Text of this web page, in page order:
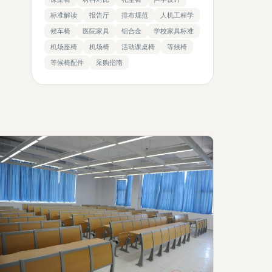
标准解读 报告厅 排布规范 人机工程学
候车椅 医院家具 铝合金 学校家具标准
机场座椅 机场椅 活动课桌椅 等候椅
等候椅配件 采购指南